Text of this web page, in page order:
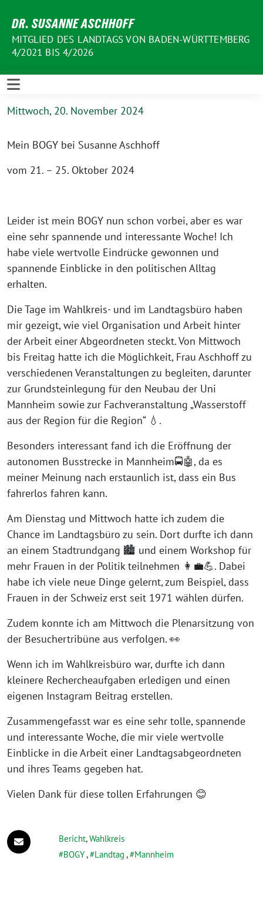
zum
Inhalt
DR. SUSANNE ASCHHOFF
MITGLIED DES LANDTAGS VON BADEN-WÜRTTEMBERG
4/2021 BIS 4/2026
Mittwoch, 20. November 2024
Mein BOGY bei Susanne Aschhoff
vom 21. – 25. Oktober 2024
Leider ist mein BOGY nun schon vorbei, aber es war
eine sehr spannende und interessante Woche! Ich
habe viele wertvolle Eindrücke gewonnen und
spannende Einblicke in den politischen Alltag
erhalten.
Die Tage im Wahlkreis- und im Landtagsbüro haben
mir gezeigt, wie viel Organisation und Arbeit hinter
der Arbeit einer Abgeordneten steckt. Von Mittwoch
bis Freitag hatte ich die Möglichkeit, Frau Aschhoff zu
verschiedenen Veranstaltungen zu begleiten, darunter
zur Grundsteinlegung für den Neubau der Uni
Mannheim sowie zur Fachveranstaltung „Wasserstoff
aus der Region für die Region“ 💧.
Besonders interessant fand ich die Eröffnung der
autonomen Busstrecke in Mannheim🚍🤖, da es
meiner Meinung nach erstaunlich ist, dass ein Bus
fahrerlos fahren kann.
Am Dienstag und Mittwoch hatte ich zudem die
Chance im Landtagsbüro zu sein. Dort durfte ich dann
an einem Stadtrundgang 🏙️ und einem Workshop für
mehr Frauen in der Politik teilnehmen 👩‍💼💪. Dabei
habe ich viele neue Dinge gelernt, zum Beispiel, dass
Frauen in der Schweiz erst seit 1971 wählen dürfen.
Zudem konnte ich am Mittwoch die Plenarsitzung von
der Besuchertribüne aus verfolgen. 👀
Wenn ich im Wahlkreisbüro war, durfte ich dann
kleinere Rechercheaufgaben erledigen und einen
eigenen Instagram Beitrag erstellen.
Zusammengefasst war es eine sehr tolle, spannende
und interessante Woche, die mir viele wertvolle
Einblicke in die Arbeit einer Landtagsabgeordneten
und ihres Teams gegeben hat.
Vielen Dank für diese tollen Erfahrungen 😊
Bericht,Wahlkreis
BOGY, Landtag , Mannheim